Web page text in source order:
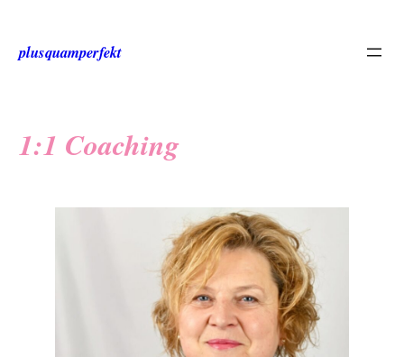
Inhalt
springen
plusquamperfekt
1:1 Coaching